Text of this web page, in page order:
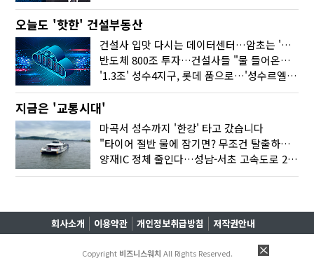
오늘도 '핫한' 건설부동산
건설사 입맛 다시는 데이터센터…암초는 '주민 반대'
반도체 800조 투자…건설사들 "물 들어온다!"
'1.3조' 성수4지구, 롯데 품으로…'성수르엘 S70' 거듭
지금은 '교통시대'
마곡서 성수까지 '한강' 타고 갔습니다
"타이어 절반 물에 잠기면? 무조건 탈출하세요"
양재IC 정체 줄인다…성남-서초 고속도로 2029년 착공
회사소개 이용약관 개인정보취급방침 저작권안내
Copyright 비즈니스워치 All Rights Reserved.